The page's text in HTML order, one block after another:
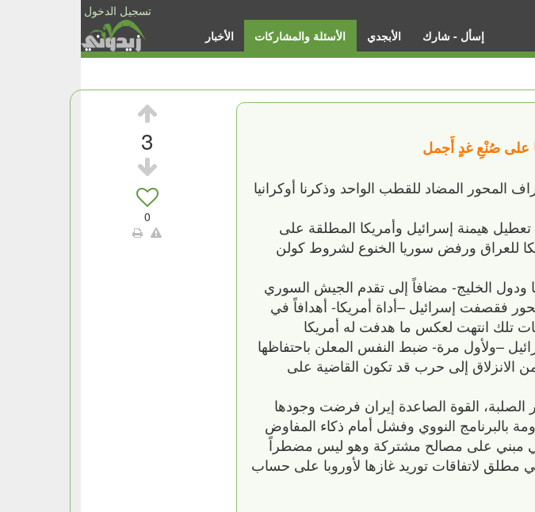
تسجيل الدخول
الأخبار الأسئلة والمشاركات الأبجدي إسأل - شارك
3
0
على صُنْعِ غدٍ أَجمل
المضاد للقطب الواحد وذكرنا أوكرانيا
هيمنة إسرائيل وأمريكا المطلقة على
للعراق ورفض سوريا الخنوع لشروط كولن
ودول الخليج- مضافاً إلى تقدم الجيش السوري
فقصفت إسرائيل –أداة أمريكا- أهدافاً في
تلك انتهت لعكس ما هدفت له أمريكا
–ولأول مرة- ضبط النفس المعلن باحتفاظها
الانزلاق إلى حرب قد تكون القاضية على
القوة الصاعدة إيران فرضت وجودها
بالبرنامج النووي وفشل أمام ذكاء المفاوض
مبني على مصالح مشتركة وهو ليس مضطراً
لاتفاقات توريد غازها لأوروبا على حساب